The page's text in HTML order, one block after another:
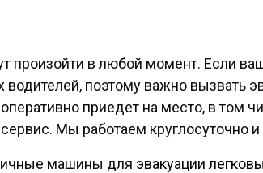
произойти в любой момент. Если
водителей, поэтому важно
приедет на место, в том
Мы работаем
машины для эвакуации